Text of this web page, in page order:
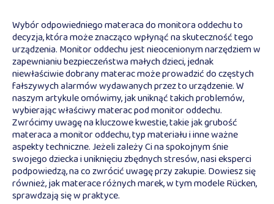
Wybór odpowiedniego materaca do monitora oddechu to
decyzja, która może znacząco wpłynąć na skuteczność tego
urządzenia. Monitor oddechu jest nieocenionym narzędziem w
zapewnianiu bezpieczeństwa małych dzieci, jednak
niewłaściwie dobrany materac może prowadzić do częstych
fałszywych alarmów wydawanych przez to urządzenie. W
naszym artykule omówimy, jak uniknąć takich problemów,
wybierając właściwy materac pod monitor oddechu.
Zwrócimy uwagę na kluczowe kwestie, takie jak grubość
materaca a monitor oddechu, typ materiału i inne ważne
aspekty techniczne. Jeżeli zależy Ci na spokojnym śnie
swojego dziecka i uniknięciu zbędnych stresów, nasi eksperci
podpowiedzą, na co zwrócić uwagę przy zakupie. Dowiesz się
również, jak materace różnych marek, w tym modele Rücken,
sprawdzają się w praktyce.